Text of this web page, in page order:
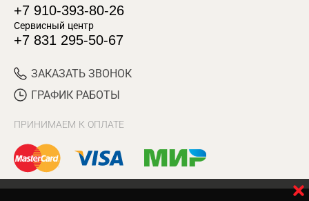
+7 910-393-80-26
Сервисный центр
+7 831 295-50-67
ЗАКАЗАТЬ ЗВОНОК
ГРАФИК РАБОТЫ
ПРИНИМАЕМ К ОПЛАТЕ